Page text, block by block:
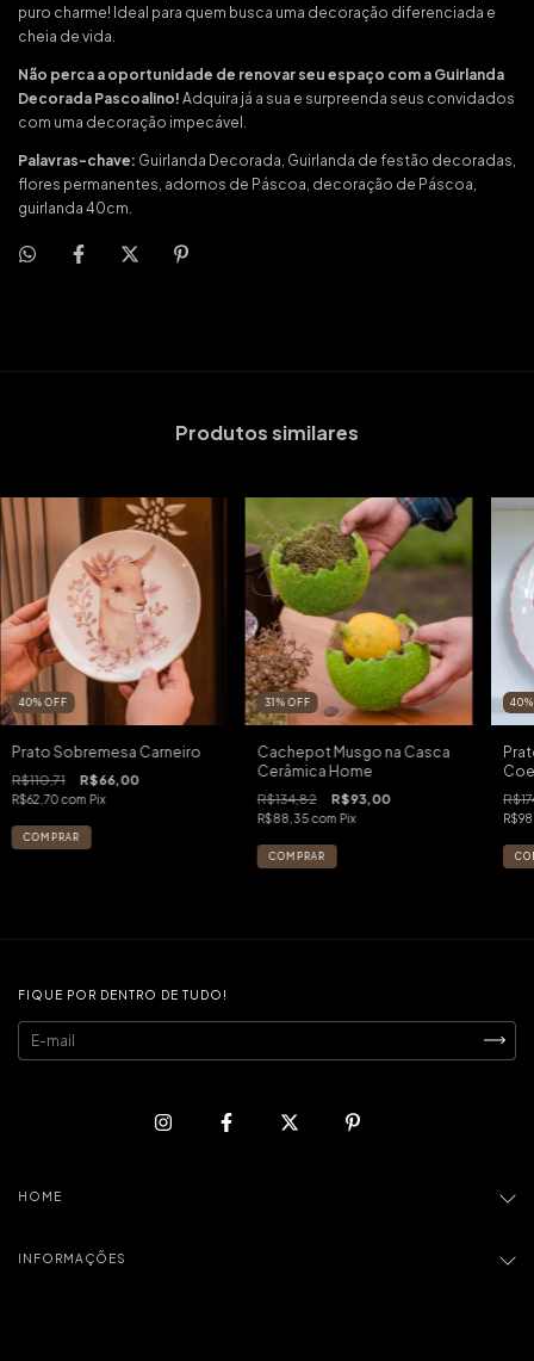
puro charme! Ideal para quem busca uma decoração diferenciada e
cheia de vida.
Não perca a oportunidade de renovar seu espaço com a Guirlanda
Decorada Pascoalino! Adquira já a sua e surpreenda seus convidados
com uma decoração impecável.
Palavras-chave: Guirlanda Decorada, Guirlanda de festão decoradas,
flores permanentes, adornos de Páscoa, decoração de Páscoa,
guirlanda 40cm.
Produtos similares
40%OFF
Prato Sobremesa Carneiro
R$110,71 R$66,00
R$62,70com Pix
31%OFF
Cachepot Musgo na Casca
Cerâmica Home
R$134,82 R$93,00
R$88,35com Pix
40
FIQUE POR DENTRO DE TUDO!
HOME
INFORMAÇÕES